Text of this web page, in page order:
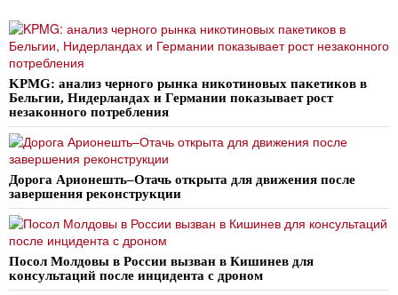
KPMG: анализ черного рынка никотиновых пакетиков в
Бельгии, Нидерландах и Германии показывает рост
незаконного потребления
Дорога Арионешть–Отачь открыта для движения после
завершения реконструкции
Посол Молдовы в России вызван в Кишинев для
консультаций после инцидента с дроном